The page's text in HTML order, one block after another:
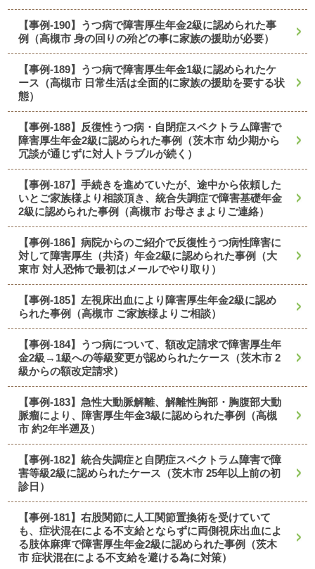
【事例-190】うつ病で障害厚生年金2級に認められた事
例（高槻市 身の回りの殆どの事に家族の援助が必要）
【事例-189】うつ病で障害厚生年金1級に認められたケ
ース（高槻市 日常生活は全面的に家族の援助を要する状
態）
【事例-188】反復性うつ病・自閉症スペクトラム障害で
障害厚生年金2級に認められた事例（茨木市 幼少期から
冗談が通じずに対人トラブルが続く）
【事例-187】手続きを進めていたが、途中から依頼した
いとご家族様より相談頂き、統合失調症で障害基礎年金
2級に認められた事例（高槻市 お母さまよりご連絡）
【事例-186】病院からのご紹介で反復性うつ病性障害に
対して障害厚生（共済）年金2級に認められた事例（大
東市 対人恐怖で最初はメールでやり取り）
【事例-185】左視床出血により障害厚生年金2級に認め
られた事例（高槻市 ご家族様よりご相談）
【事例-184】うつ病について、額改定請求で障害厚生年
金2級→1級への等級変更が認められたケース（茨木市 2
級からの額改定請求）
【事例-183】急性大動脈解離、解離性胸部・胸腹部大動
脈瘤により、障害厚生年金3級に認められた事例（高槻
市 約2年半遡及）
【事例-182】統合失調症と自閉症スペクトラム障害で障
害等級2級に認められたケース（茨木市 25年以上前の初
診日）
【事例-181】右股関節に人工関節置換術を受けていて
も、症状混在による不支給とならずに両側視床出血によ
る肢体麻痺で障害厚生年金2級に認められた事例（茨木
市 症状混在による不支給を避ける為に対策）